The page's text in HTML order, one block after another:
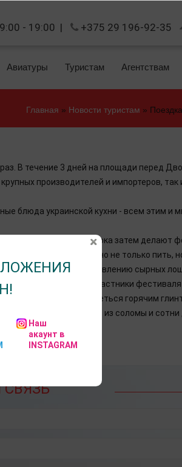
- 19:00 | +375 29 196-92-35
Авиатуры Туристам Агентствам
Главная » Новости туристам »
В течение 3 дней на площади перед
производителей и импортеров, так
блюда украинской кухни - всем этим и
Из выдавленного сока затем делают
брендов. Вино можно не только пить,
классы по изготовлению сырных
открытки. Участники
лошадок и согреться горячим
из огромных диванов из соломы и сотни
СВЯЗЬ
Наш
акаунт в
INSTAGRAM